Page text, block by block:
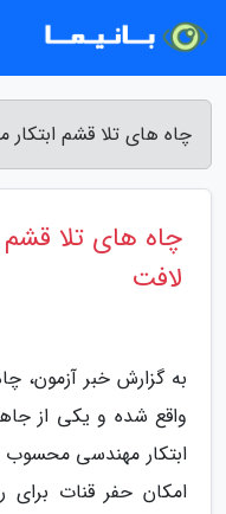
چاه های تلا قشم
چاه های تلا قشم
لافت
به گزارش خبر آزمون،
واقع شده و یکی از
ابتکار مهندسی محسوب
امکان حفر قنات